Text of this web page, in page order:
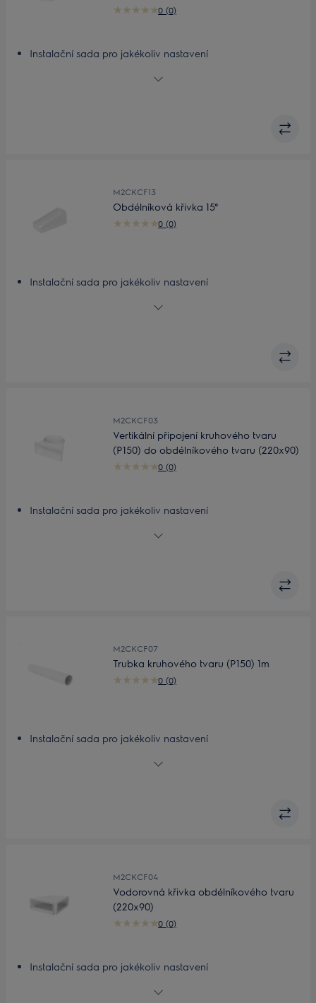
0 (0)
Instalační sada pro jakékoliv nastavení
M2CKCF13
0 (0)
Obdélníková křivka 15°
Instalační sada pro jakékoliv nastavení
M2CKCF03
0 (0)
Vertikální připojení kruhového tvaru
(P150) do obdélníkového tvaru (220x90)
Instalační sada pro jakékoliv nastavení
M2CKCF07
0 (0)
Trubka kruhového tvaru (P150) 1m
Instalační sada pro jakékoliv nastavení
M2CKCF04
0 (0)
Vodorovná křivka obdélníkového tvaru
(220x90)
Instalační sada pro jakékoliv nastavení